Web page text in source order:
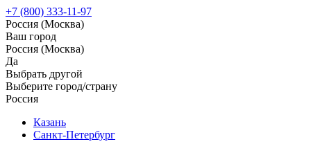
+7 (800) 333-11-97
Россия (Москва)
Ваш город
Россия (Москва)
Да
Выбрать другой
Выберите город/страну
Россия
Казань
Санкт-Петербург